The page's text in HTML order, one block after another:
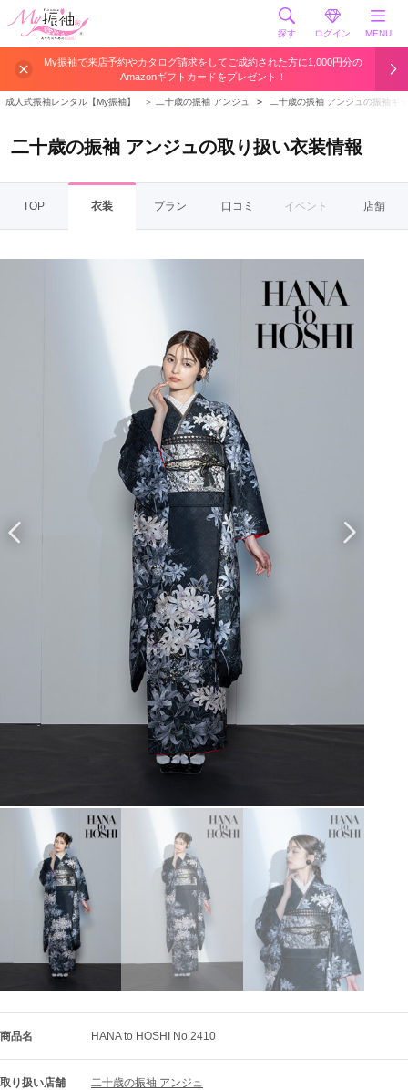
探す ログイン MENU
My振袖で来店予約やカタログ請求をしてご成約された方に1,000円分の
Amazonギフトカードをプレゼント！
成人式振袖レンタル【My振袖】 ＞ 二十歳の振袖 アンジュ ＞ 二十歳の振袖 アンジュの振袖ギ
二十歳の振袖 アンジュの取り扱い衣装情報
TOP 衣装 プラン 口コミ イベント 店舗
商品名 HANA to HOSHI No.2410
取り扱い店舗 二十歳の振袖 アンジュ